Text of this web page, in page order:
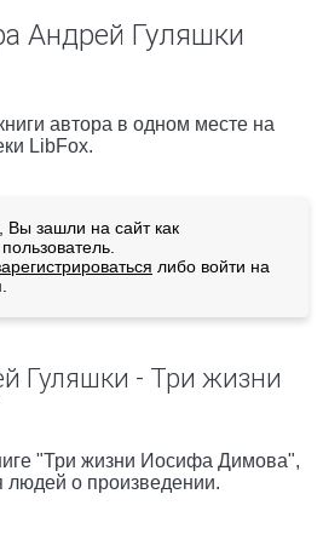
Андрей Гуляшки
автора в одном месте на
LibFox.
Вы зашли на сайт как
либо войти на
Гуляшки - Три жизни
"Три жизни Иосифа Димова",
о произведении.